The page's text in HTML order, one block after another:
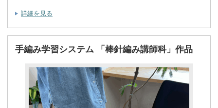
詳細を見る
手編み学習システム 「棒針編み講師科」作品